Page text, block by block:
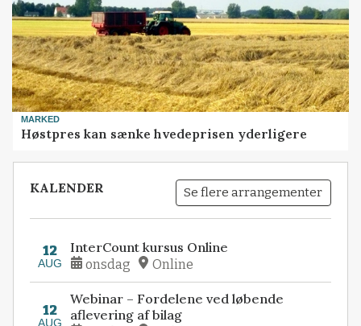
MARKED
Høstpres kan sænke hvedeprisen yderligere
KALENDER Se flere arrangementer
12
AUG
InterCount kursus Online
onsdag Online
12
AUG
Webinar – Fordelene ved løbende
aflevering af bilag